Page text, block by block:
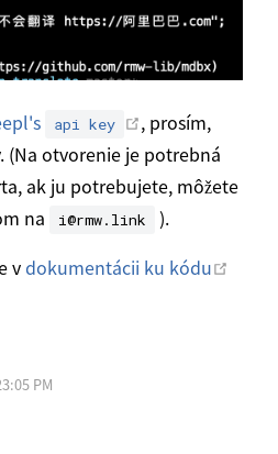
api key Otvoriť v
, prosím,
(Na otvorenie je potrebná
ak ju potrebujete, môžete
na
i@rmw.link
).
vdokumentácii ku kódu
PM